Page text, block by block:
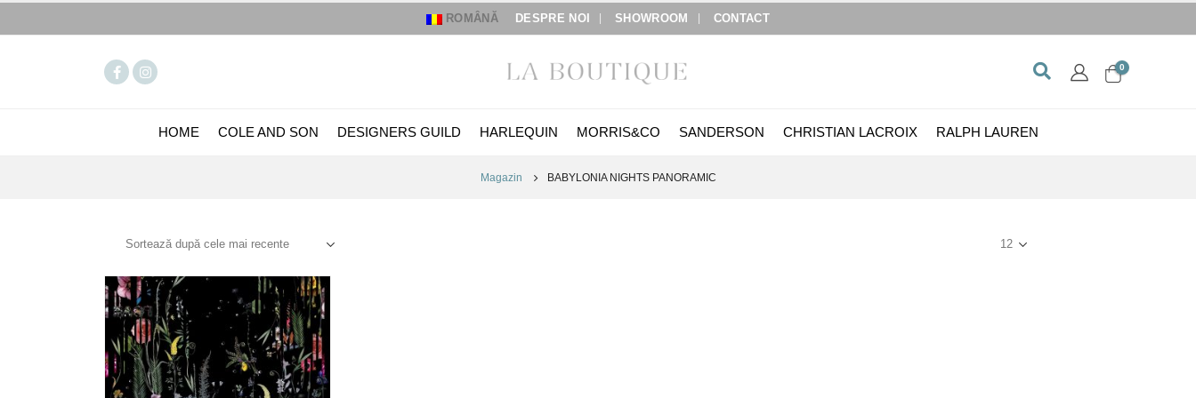
ROMÂNĂ DESPRE NOI SHOWROOM CONTACT
HOME COLE AND SON DESIGNERS GUILD HARLEQUIN MORRIS&CO SANDERSON CHRISTIAN LACROIX RALPH LAUREN
0
Magazin BABYLONIA NIGHTS PANORAMIC